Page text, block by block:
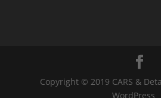
Copyright © 2019 CARS &
WordPress